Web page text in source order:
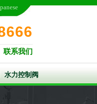
联系我们
水力控制阀